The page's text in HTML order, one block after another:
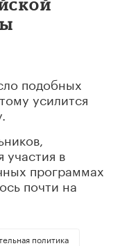
подобных
усилится
в
программах
почти на
политика